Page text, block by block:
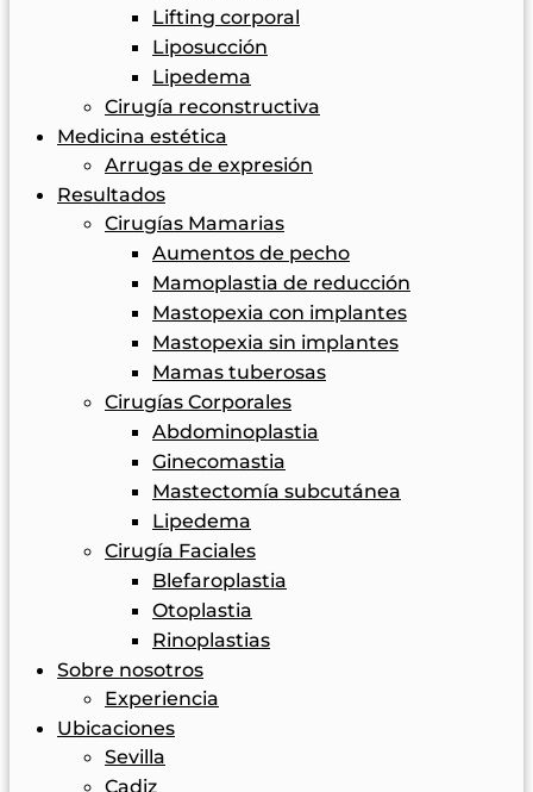
Lifting corporal
Liposucción
Lipedema
Cirugía reconstructiva
Medicina estética
Arrugas de expresión
Resultados
Cirugías Mamarias
Aumentos de pecho
Mamoplastia de reducción
Mastopexia con implantes
Mastopexia sin implantes
Mamas tuberosas
Cirugías Corporales
Abdominoplastia
Ginecomastia
Mastectomía subcutánea
Lipedema
Cirugía Faciales
Blefaroplastia
Otoplastia
Rinoplastias
Sobre nosotros
Experiencia
Ubicaciones
Sevilla
Cadiz